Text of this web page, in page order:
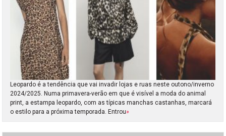
Leopardo é a tendência que vai invadir lojas e ruas neste outono/inverno
2024/2025. Numa primavera-verão em que é visível a moda do animal
print, a estampa leopardo, com as típicas manchas castanhas, marcará
o estilo para a próxima temporada. Entrou»